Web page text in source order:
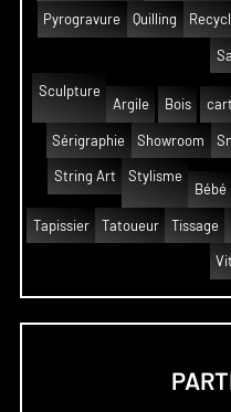
Pyrogravure Quilling
Sculpture
Argile
Bois
Sérigraphie Showroom
String Art
Stylisme
Bébé
Tapissier Tatoueur Tissage